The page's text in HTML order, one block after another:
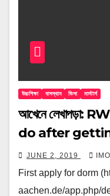
উচ্চশিক্ষা বাসস্থান ভিসা মাস্টার্স
আখেনে
do after
JUNE 2, 2019
First apply for dorm
aachen.de/app.php/